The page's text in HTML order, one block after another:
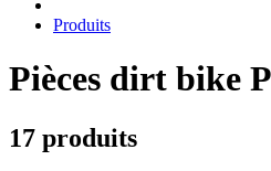
Produits
Pièces dirt bike
17 produits